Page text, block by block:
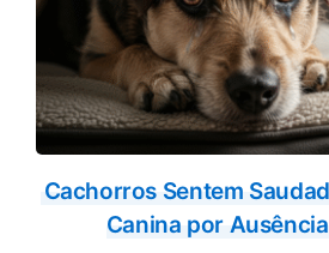
Cachorros Sentem
Canina por